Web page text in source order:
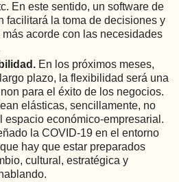
En este sentido, un software de
facilitará la toma de decisiones y
acorde con las necesidades
En los próximos meses,
plazo, la flexibilidad será una
para el éxito de los negocios.
elásticas, sencillamente, no
espacio económico-empresarial.
la COVID-19 en el entorno
hay que estar preparados
cultural, estratégica y